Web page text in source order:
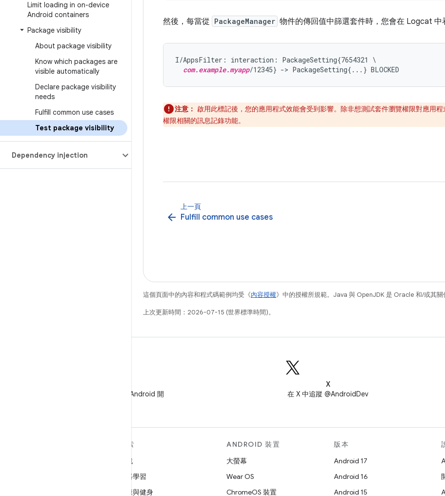
Limit loading in on-device
Android containers
Package visibility
About package visibility
Know which packages are
visible automatically
Declare package visibility
needs
Fulfill common use cases
Test package visibility
Dependency injection
然後，每當從 PackageManager 物件的傳回值中篩選套件時，您會在 Logcat 中
I/AppsFilter: interaction: PackageSetting{7654321 \
com.example.myapp
注意： 啟用此標記後，您的應用程式效能會受到影響。除非想測試套件瀏覽權限對應用
權限相關的訊息記錄功能。
上一頁
arrow_back Fulfill common use cases
這個頁面中的內容和程式碼範例均受《內容授權》中的授權所規範。Java 與 OpenJDK 是 Oracle 和/或其關
上次更新時間：2026-07-15 (世界標準時間)。
在 WeChat 上追蹤 Android 開
X
在 X 中追蹤 @AndroidDev
探索
遊戲
機器學習
健康與健身
ANDROID 裝置
大螢幕
Wear OS
ChromeOS 裝置
版本
Android 17
Android 16
Android 15